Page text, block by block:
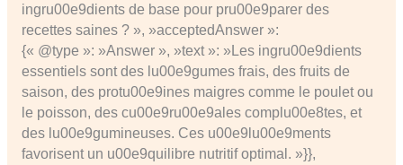
ingru00e9dients de base pour pru00e9parer des
recettes saines ? », »acceptedAnswer »:
{« @type »: »Answer », »text »: »Les ingru00e9dients
essentiels sont des lu00e9gumes frais, des fruits de
saison, des protu00e9ines maigres comme le poulet ou
le poisson, des cu00e9ru00e9ales complu00e8tes, et
des lu00e9gumineuses. Ces u00e9lu00e9ments
favorisent un u00e9quilibre nutritif optimal. »}},